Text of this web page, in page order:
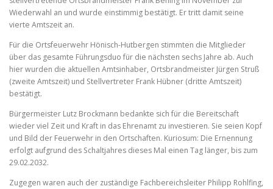
Wiederwahl an und wurde einstimmig bestätigt. Er tritt damit seine
vierte Amtszeit an.
Für die Ortsfeuerwehr Hönisch-Hutbergen stimmten die Mitglieder
über das gesamte Führungsduo für die nächsten sechs Jahre ab. Auch
hier wurden die aktuellen Amtsinhaber, Ortsbrandmeister Jürgen Struß
(zweite Amtszeit) und Stellvertreter Frank Hübner (dritte Amtszeit)
bestätigt.
Bürgermeister Lutz Brockmann bedankte sich für die Bereitschaft
wieder viel Zeit und Kraft in das Ehrenamt zu investieren. Sie seien Kopf
und Bild der Feuerwehr in den Ortschaften. Kuriosum: Die Ernennung
erfolgt aufgrund des Schaltjahres dieses Mal einen Tag länger, bis zum
29.02.2032.
Zugegen waren auch der zuständige Fachbereichsleiter Philipp Rohlfing,